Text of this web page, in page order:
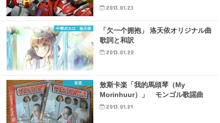
2013.01.23
中華ボカロ 洛天依
「欠一个拥抱」 洛天依オリジナル曲
歌詞と和訳
2013.01.22
音楽
敖斯卡楽「我的馬頭琴（My
Morinhuur）」 モンゴル歌謡曲
2013.01.21